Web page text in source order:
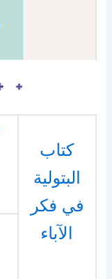
كتاب
البتولية
في فكر
الآباء